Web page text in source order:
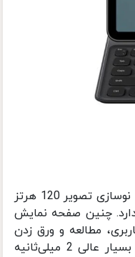
تبلت میت پد 11 به یک صفحه نمایش 10.95 اینچی با رزولوشن 2.5K و نرخ نوسازی تصویر 120 هرتز
چنین صفحه نمایش
مطالعه و ورق زدن
اسناد و تصاویر می‌انجامد. همچنین این صفحه نمایش دارای زمان تأخیر بسیار عالی 2 میلی‌ثانیه